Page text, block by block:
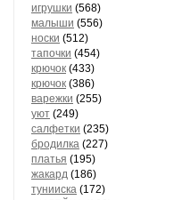
игрушки (568)
малыши (556)
носки (512)
тапочки (454)
крючок (433)
крючок (386)
варежки (255)
уют (249)
салфетки (235)
бродилка (227)
платья (195)
жакард (186)
тунииска (172)